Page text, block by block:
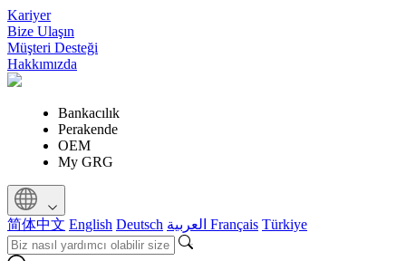
Kariyer
Bize Ulaşın
Müşteri Desteği
Hakkımızda
Bankacılık
Perakende
OEM
My GRG
简体中文 English Deutsch Français Türkiye